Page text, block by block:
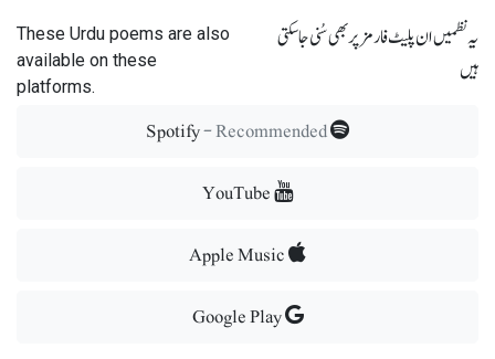
یہ نظمیں ان پلیٹ فارمز پر بھی سُنی جاسکتی
ہیں
These Urdu poems are also
available on these
platforms.
- Recommended
Google Play